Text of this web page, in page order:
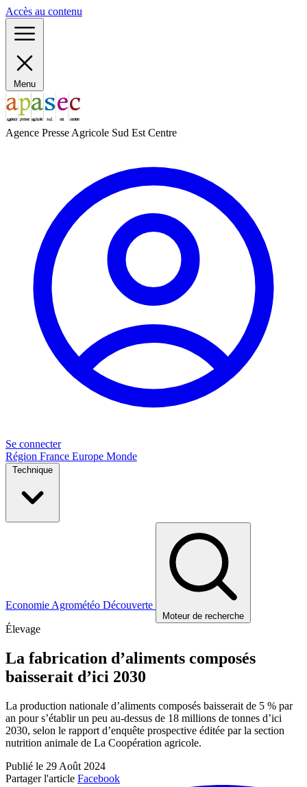
Accès au contenu
Menu
Agence Presse Agricole Sud Est Centre
Se connecter
Région France Europe Monde
Technique
Economie Agrométéo Découverte
Moteur de recherche
Élevage
La fabrication d’aliments composés
baisserait d’ici 2030
La production nationale d’aliments composés baisserait de 5 % par
an pour s’établir un peu au-dessus de 18 millions de tonnes d’ici
2030, selon le rapport d’enquête prospective éditée par la section
nutrition animale de La Coopération agricole.
Publié le 29 Août 2024
Partager l'article Facebook
Panneau de gestion des cookies